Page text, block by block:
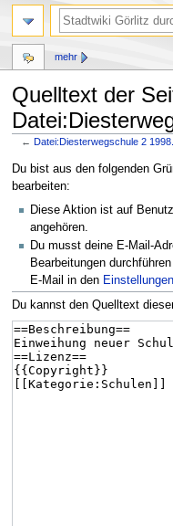
Quelltext der
← Datei:Diesterwegschule 2
Zur
Navigation
springen
Zur
Suche
springen
Du bist aus den folgenden
bearbeiten:
Diese Aktion ist auf
angehören.
Du musst deine E-Mail-
Bearbeitungen
E-Mail in den Einstellungen
Du kannst den Quelltext
mehr